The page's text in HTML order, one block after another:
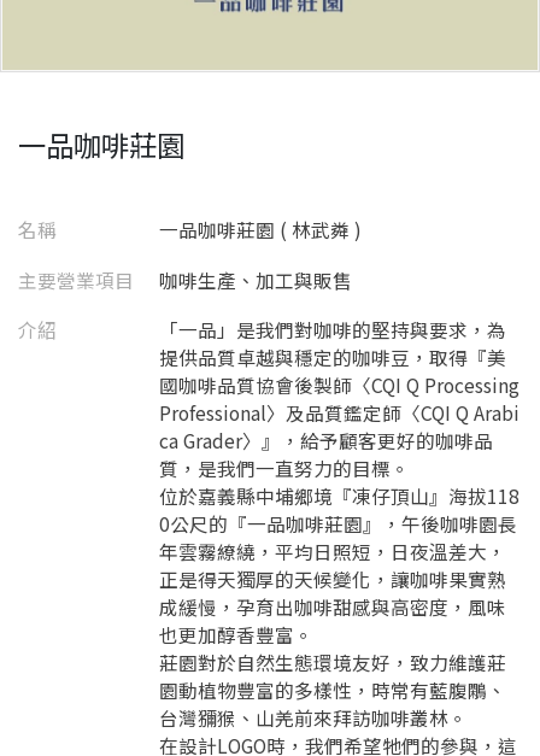
一品咖啡莊園
名稱
一品咖啡莊園 ( 林武粦 )
主要營業項目
咖啡生產、加工與販售
介紹
「一品」是我們對咖啡的堅持與要求，為
提供品質卓越與穩定的咖啡豆，取得『美
國咖啡品質協會後製師〈CQI Q Processing
Professional〉及品質鑑定師〈CQI Q Arabi
ca Grader〉』，給予顧客更好的咖啡品
質，是我們一直努力的目標。
位於嘉義縣中埔鄉境『凍仔頂山』海拔118
0公尺的『一品咖啡莊園』，午後咖啡園長
年雲霧繚繞，平均日照短，日夜溫差大，
正是得天獨厚的天候變化，讓咖啡果實熟
成緩慢，孕育出咖啡甜感與高密度，風味
也更加醇香豐富。
莊園對於自然生態環境友好，致力維護莊
園動植物豐富的多樣性，時常有藍腹鷴、
台灣獼猴、山羌前來拜訪咖啡叢林。
在設計LOGO時，我們希望牠們的參與，這